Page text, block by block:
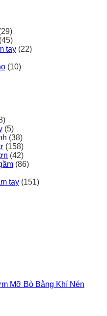
(45)
tay (22)
(10)
(5)
(38)
(158)
(42)
(86)
tay (151)
Mỡ Bò Bằng Khí Nén